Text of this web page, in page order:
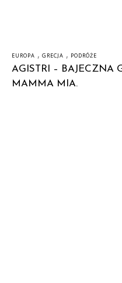
EUROPA , GRECJA , PODRÓŻE
AGISTRI – BAJECZNA
MAMMA MIA.